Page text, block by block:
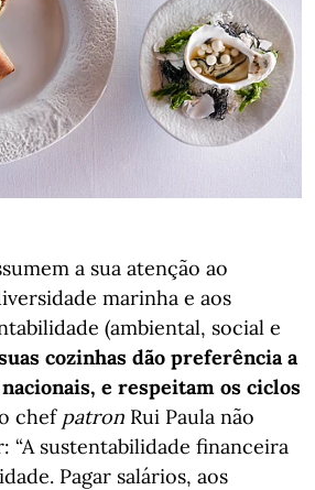
a sua atenção ao
marinha e aos
(ambiental, social e
cozinhas dão preferência a
e respeitam os ciclos
chef patron Rui Paula não
“A sustentabilidade financeira
Pagar salários, aos